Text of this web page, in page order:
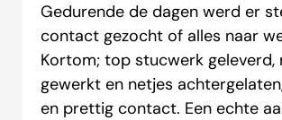
Gedurende de dagen werd er
contact gezocht of alles naar
Kortom; top stucwerk geleverd,
gewerkt en netjes
en prettig contact. Een echte